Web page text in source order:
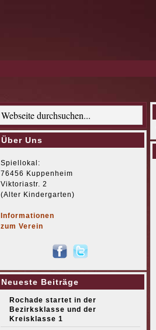
Über Uns
Spiellokal:
76456 Kuppenheim
Viktoriastr. 2
(Alter Kindergarten)
Informationen
zum Verein
Neueste Beiträge
Rochade startet in der
Bezirksklasse und der
Kreisklasse 1